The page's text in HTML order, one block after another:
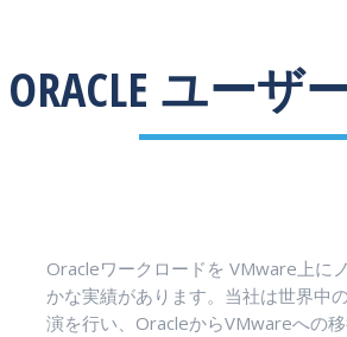
ORACLE ユー
Oracleワークロードを VMware上に
かな実績があります。当社は世界中
演を行い、OracleからVMwareへの